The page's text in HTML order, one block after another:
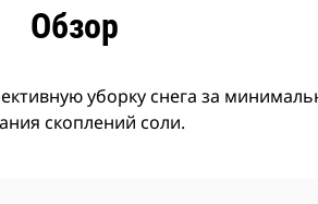
Обзор
уборку снега за
скоплений соли.